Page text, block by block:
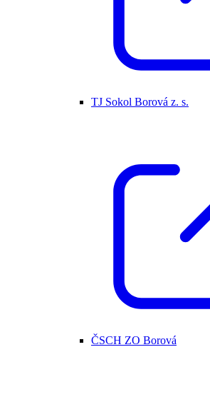
TJ Sokol Borová z. s.
ČSCH ZO Borová